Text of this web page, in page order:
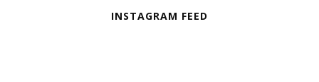
INSTAGRAM FEED